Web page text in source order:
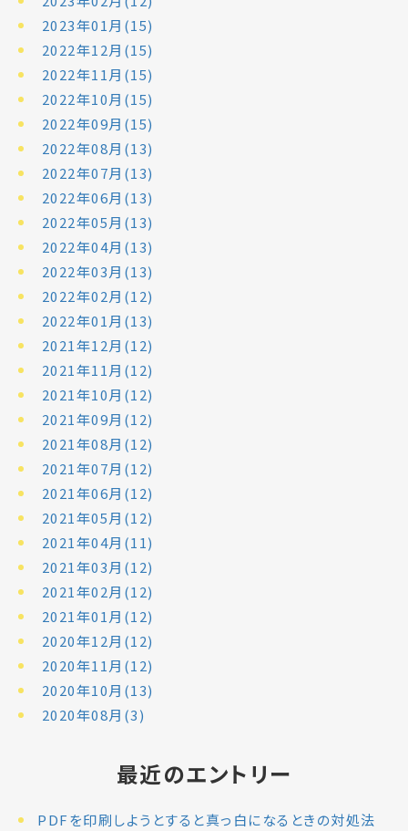
2023年01月(15)
2022年12月(15)
2022年11月(15)
2022年10月(15)
2022年09月(15)
2022年08月(13)
2022年07月(13)
2022年06月(13)
2022年05月(13)
2022年04月(13)
2022年03月(13)
2022年02月(12)
2022年01月(13)
2021年12月(12)
2021年11月(12)
2021年10月(12)
2021年09月(12)
2021年08月(12)
2021年07月(12)
2021年06月(12)
2021年05月(12)
2021年04月(11)
2021年03月(12)
2021年02月(12)
2021年01月(12)
2020年12月(12)
2020年11月(12)
2020年10月(13)
2020年08月(3)
最近のエントリー
PDFを印刷しようとすると真っ白になるときの対処法